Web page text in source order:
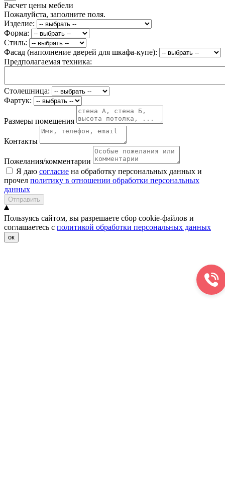
Расчет цены мебели
Пожалуйста, заполните поля.
Изделие:
Форма:
Стиль:
Фасад (наполнение дверей для шкафа-купе):
Предполагаемая техника:
Столешница:
Фартук:
Размеры помещения
Контакты
Пожелания/комментарии
Я даю согласие на обработку персональных данных и
прочел политику в отношении обработки персональных
данных
Отправить
Пользуясь сайтом, вы разрешаете сбор cookie-файлов и
соглашаетесь с политикой обработки персональных данных
ок